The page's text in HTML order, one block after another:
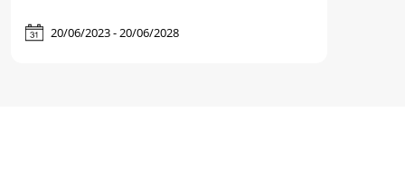
20/06/2023 - 20/06/2028